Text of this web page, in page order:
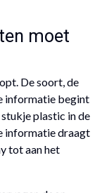
moet
De soort, de
informatie begint
plastic in de
informatie draagt
tot aan het